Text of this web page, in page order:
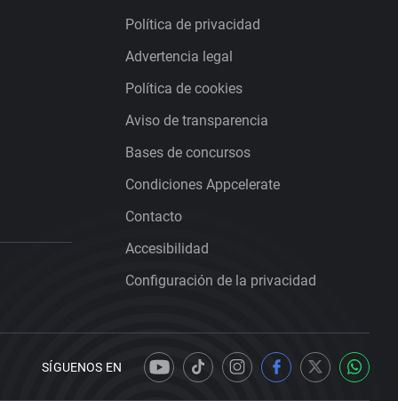
Política de privacidad
Advertencia legal
Política de cookies
Aviso de transparencia
Bases de concursos
Condiciones Appcelerate
Contacto
Accesibilidad
Configuración de la privacidad
SÍGUENOS EN